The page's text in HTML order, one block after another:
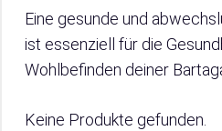
Eine gesunde und
ist essenziell für die
Wohlbefinden deiner
Keine Produkte gefunden.